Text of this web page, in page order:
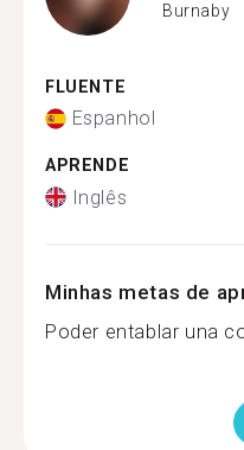
Burnaby
FLUENTE
Espanhol
APRENDE
Inglês
Minhas metas de
Poder entablar una